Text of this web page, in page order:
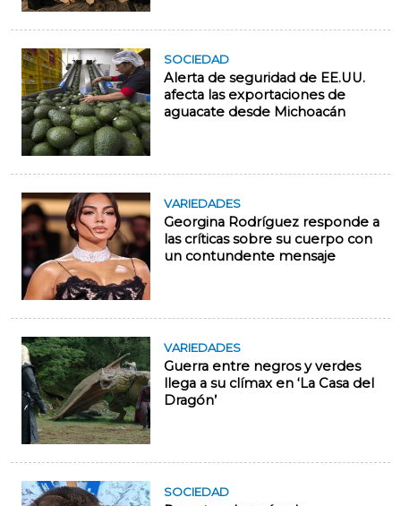
SOCIEDAD
Alerta de seguridad de EE.UU.
afecta las exportaciones de
aguacate desde Michoacán
VARIEDADES
Georgina Rodríguez responde a
las críticas sobre su cuerpo con
un contundente mensaje
VARIEDADES
Guerra entre negros y verdes
llega a su clímax en ‘La Casa del
Dragón’
SOCIEDAD